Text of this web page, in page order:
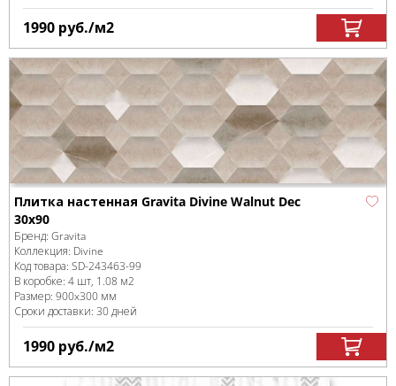
1990 руб./м2
Плитка настенная Gravita Divine Walnut Dec
30x90
Бренд: Gravita
Коллекция: Divine
Код товара: SD-243463-99
В коробке: 4 шт, 1.08 м2
Размер: 900x300 мм
Сроки доставки: 30 дней
1990 руб./м2